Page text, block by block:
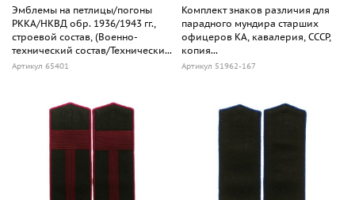
Эмблемы на петлицы/погоны
РККА/НКВД обр. 1936/1943 гг.,
строевой состав, (Военно-
технический состав/Технически...
Артикул 65401
Комплект знаков различия для
парадного мундира старших
офицеров КА, кавалерия, СССР,
копия...
Артикул 51962-167